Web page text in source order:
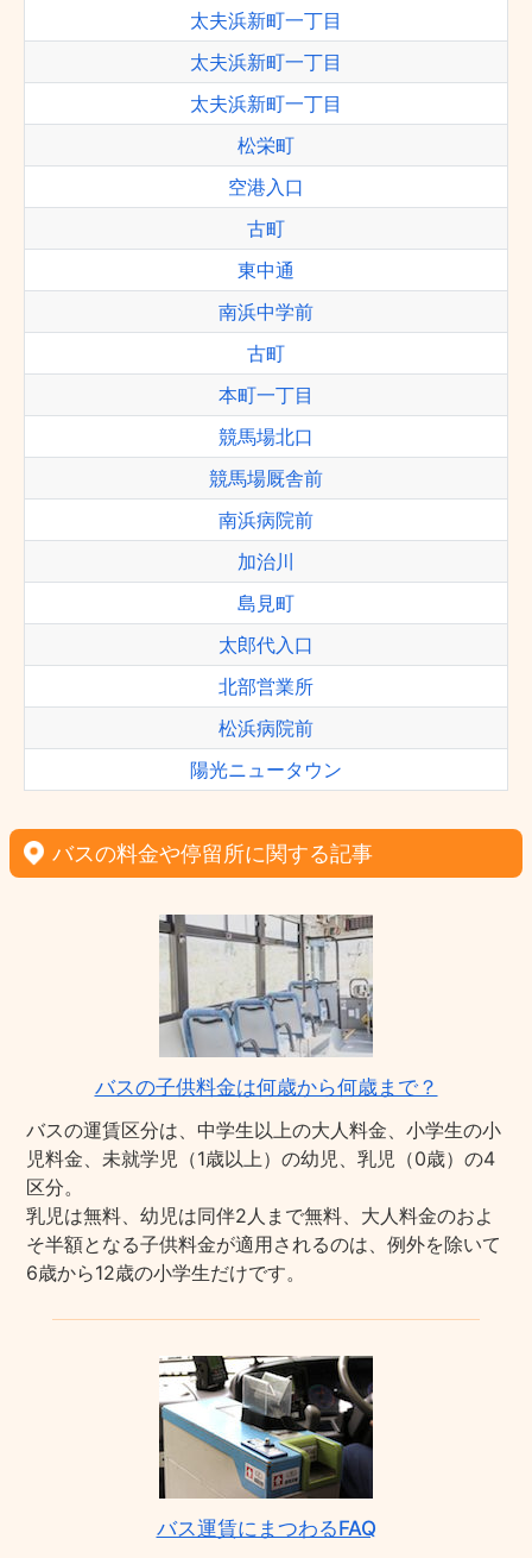
太夫浜新町一丁目
太夫浜新町一丁目
太夫浜新町一丁目
松栄町
空港入口
古町
東中通
南浜中学前
古町
本町一丁目
競馬場北口
競馬場厩舎前
南浜病院前
加治川
島見町
太郎代入口
北部営業所
松浜病院前
陽光ニュータウン
バスの料金や停留所に関する記事
バスの子供料金は何歳から何歳まで？
バスの運賃区分は、中学生以上の大人料金、小学生の小
児料金、未就学児（1歳以上）の幼児、乳児（0歳）の4
区分。
乳児は無料、幼児は同伴2人まで無料、大人料金のおよ
そ半額となる子供料金が適用されるのは、例外を除いて
6歳から12歳の小学生だけです。
バス運賃にまつわるFAQ